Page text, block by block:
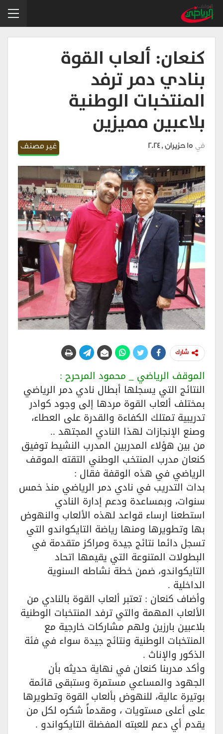
كنعان: ألعاب القوة
بنادي دمر ترفد
المنتخبات الوطنية
بلاعبين مميزين
غير مصنف في 15 حزيران , 2024
شارك
الموقف الرياضي _ محمود المرحرح :
النتائج التي يسجلها أبطال نادي دمر الرياضي
بمختلف ألعاب القوة مردها إلى وجود كوادر
تدريبية تمتلك الكفاءة والقدرة على العطاء،
وصنع الإنجازات لهذا النادي المجتهد ..
من بين هؤلاء المدربين المدرب النشيط توفيق
كنعان مدرب المنتخب الوطني التقته الموقف
الرياضي في هذه الوقفة فقال :
بدات التدريب في نادي دمر الرياضي منذ خمس
سنوات، وبمساعدة ودعم إدارة النادي
استطعنا ارساء قواعد لهذه الألعاب والنهوض
بها وتطويرها ومنها رياضة التايكواندو التي
تسجل دائما نتائج جيدة ومراكز متقدمة في
البطولات المتنوعة التي يقيمها اتحاد
التايكواندو، ضمن خطة نشاطه السنوية
الداخلية .
وأضاف كنعان : تعتبر ألعاب القوة بالنادي من
الألعاب المهمة والتي ترفد المنتخبات الوطنية
بلاعبين بارزين ولهم مشاركات خارجية مع
المنتخبات الوطنية ونتائج جيدة سواء في فئة
الذكور والإناث .
وأكد مدربنا كنعان في نهاية حديثه بأن
الجهود والمساعي مستمرة وستبقى قائمة
بوتيرة عالية، للنهوض بألعاب القوة وتطويرها
على أعلى مستويات ، ومقدماً شكره لكل من
يقدم أي دعم للعبته المفضلة التايكواندو .